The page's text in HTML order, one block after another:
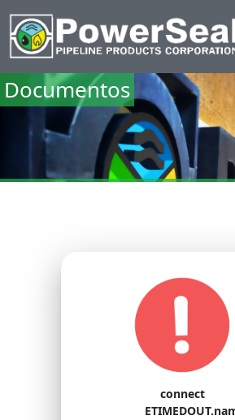
Documentos
connect